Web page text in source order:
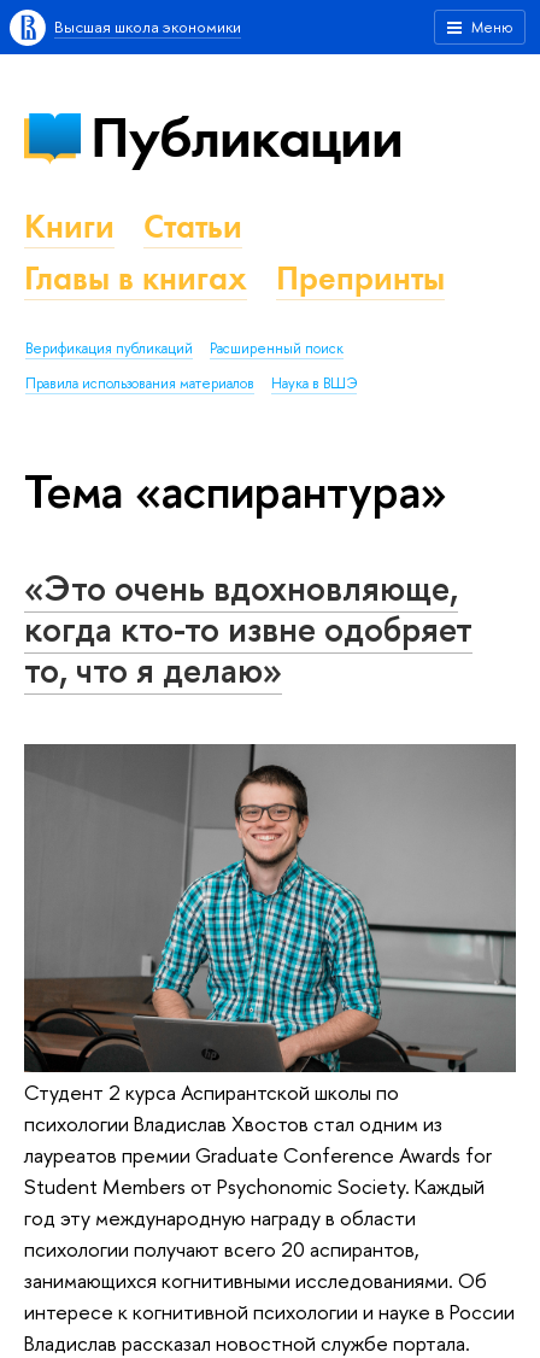
Меню
Высшая школа экономики
Публикации
Книги
Статьи
Главы в книгах
Препринты
Верификация публикаций
Расширенный поиск
Правила использования материалов
Наука в ВШЭ
Тема «аспирантура»
«Это очень вдохновляюще,
когда кто-то извне одобряет
то, что я делаю»
Студент 2 курса Аспирантской школы по
психологии Владислав Хвостов стал одним из
лауреатов премии Graduate Conference Awards for
Student Members от Psychonomic Society. Каждый
год эту международную награду в области
психологии получают всего 20 аспирантов,
занимающихся когнитивными исследованиями. Об
интересе к когнитивной психологии и науке в России
Владислав рассказал новостной службе портала.